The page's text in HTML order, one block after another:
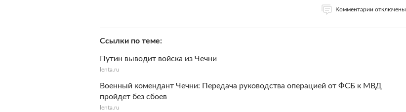
Комментарии отключены
Ссылки по теме
Путин выводит войска из Чечни
lenta.ru
Военный комендант Чечни: Передача руководства операцией от ФСБ к МВД
пройдет без сбоев
lenta.ru